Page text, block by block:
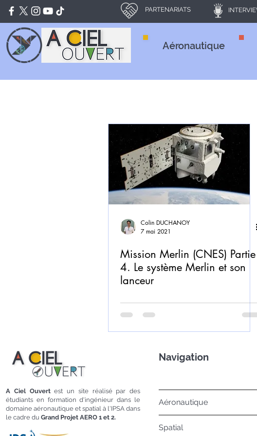
PARTENARIATS
Aéronautique
Colin DUCHANOY
7 mai 2021
Mission Merlin (CNES) Partie
4. Le système Merlin et son
lanceur
A Ciel Ouvertest un site réalisé par des
étudiants en formation d'ingénieur dans le
domaine aéronautique et spatial à l'IPSA dans
le cadre du Grand Projet AERO 1 et 2.
Navigation
Aéronautique
Spatial